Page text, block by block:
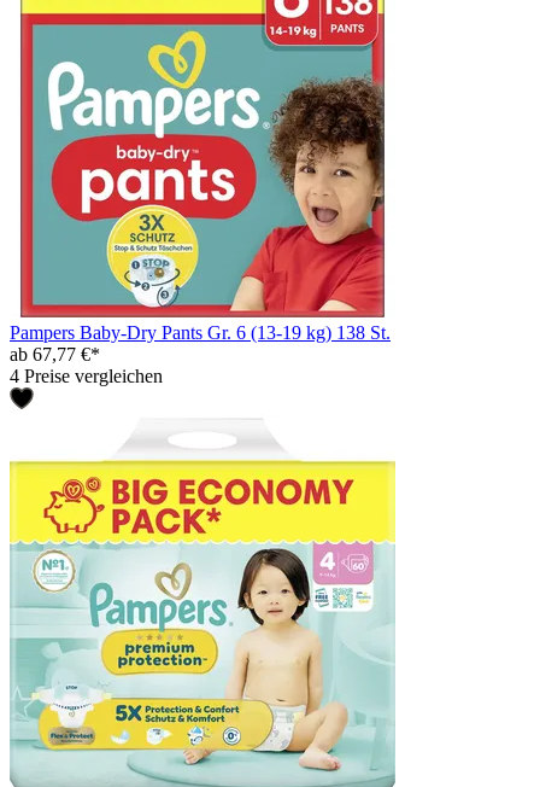
Pampers Baby-Dry Pants Gr. 6 (13-19 kg) 138 St.
ab 67,77 €*
4 Preise vergleichen